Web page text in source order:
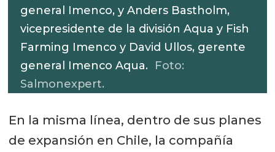
general Imenco, y Anders Bastholm,
vicepresidente de la división Aqua y Fish
Farming Imenco y David Ullos, gerente
general Imenco Aqua. Foto:
Salmonexpert.
En la misma línea, dentro de sus planes
de expansión en Chile, la compañía